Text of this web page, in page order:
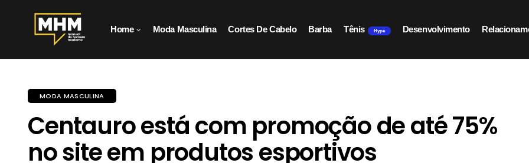
Home Moda Masculina Cortes De Cabelo Barba Tênis Hype Desenvolvimento
MODA MASCULINA
Centauro está com promoção de até 75%
no site em produtos esportivos